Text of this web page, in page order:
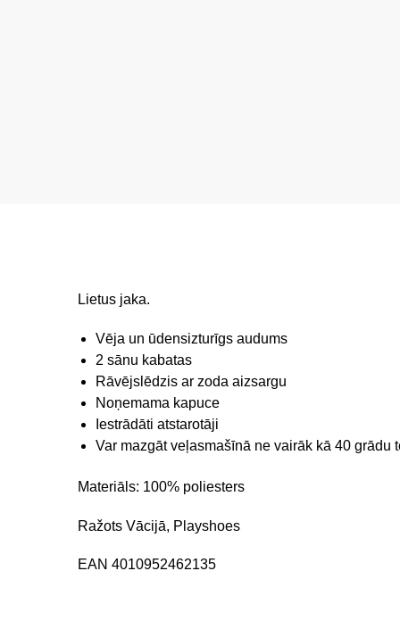
Lietus jaka.
Vēja un ūdensizturīgs audums
2 sānu kabatas
Rāvējslēdzis ar zoda aizsargu
Noņemama kapuce
Iestrādāti atstarotāji
Var mazgāt veļasmašīnā ne vairāk kā 40 grādu
Materiāls: 100% poliesters
Ražots Vācijā, Playshoes
EAN 4010952462135